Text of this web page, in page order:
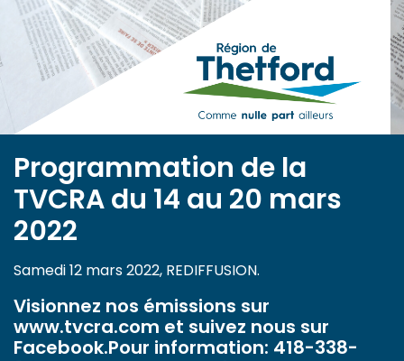
Programmation de la
TVCRA du 14 au 20 mars
2022
Samedi 12 mars 2022, REDIFFUSION.
Visionnez nos émissions sur
www.tvcra.com et suivez nous sur
Facebook.Pour information: 418-338-